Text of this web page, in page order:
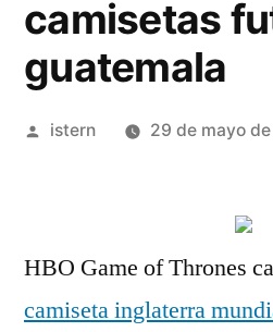
camisetas
guatemala
Publicado
istern 29 de mayo
HBO Game of Thrones
camiseta inglaterra